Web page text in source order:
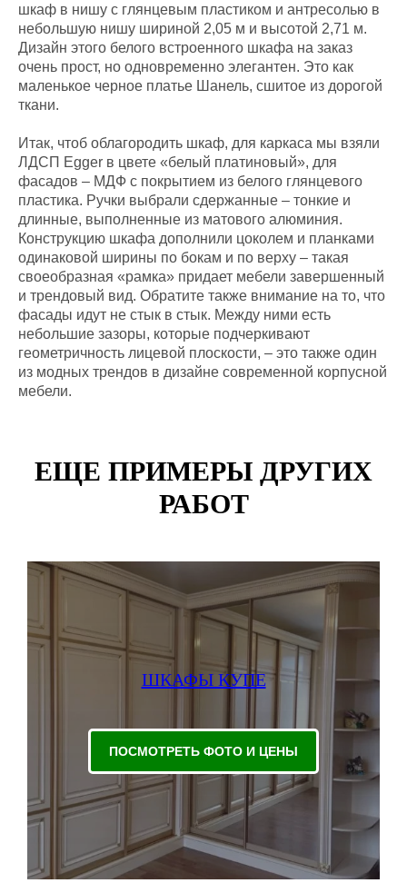
шкаф в нишу с глянцевым пластиком и антресолью в
небольшую нишу шириной 2,05 м и высотой 2,71 м.
Дизайн этого белого встроенного шкафа на заказ
очень прост, но одновременно элегантен. Это как
маленькое черное платье Шанель, сшитое из дорогой
ткани.
Итак, чтоб облагородить шкаф, для каркаса мы взяли
ЛДСП Egger в цвете «белый платиновый», для
фасадов – МДФ с покрытием из белого глянцевого
пластика. Ручки выбрали сдержанные – тонкие и
длинные, выполненные из матового алюминия.
Конструкцию шкафа дополнили цоколем и планками
одинаковой ширины по бокам и по верху – такая
своеобразная «рамка» придает мебели завершенный
и трендовый вид. Обратите также внимание на то, что
фасады идут не стык в стык. Между ними есть
небольшие зазоры, которые подчеркивают
геометричность лицевой плоскости, – это также один
из модных трендов в дизайне современной корпусной
мебели.
ЕЩЕ ПРИМЕРЫ ДРУГИХ
РАБОТ
ШКАФЫ КУПЕ
ПОСМОТРЕТЬ ФОТО И ЦЕНЫ